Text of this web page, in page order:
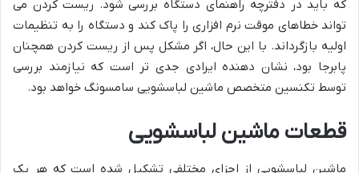
که باید در دفترچه راهنمای دستگاه بررسی شود. ریست کردن می
تواند خطاهای موقت نرم افزاری را پاک کند و دستگاه را به تنظیمات
اولیه بازگرداند. با این حال، اگر مشکل پس از ریست کردن همچنان
پابرجا بود، نشان دهنده ایرادی جدی تر است که نیازمند بررسی
توسط تکنسین متخصص ماشین لباسشویی سامسونگ خواهد بود.
قطعات ماشین لباسشویی
ماشین لباسشویی از اجزای مختلفی تشکیل شده است که هر یک